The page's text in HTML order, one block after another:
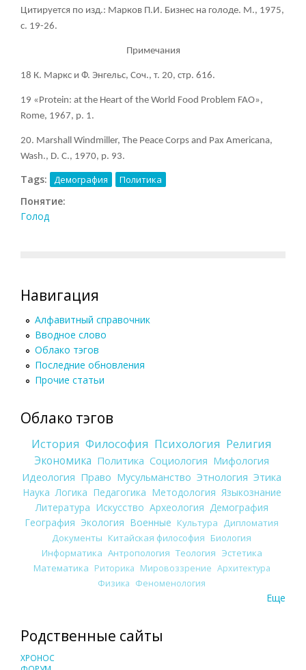
Цитируется по изд.: Марков П.И. Бизнес на голоде. М., 1975,
с. 19-26.
Примечания
18 К. Маркс и Ф. Энгельс, Соч., т. 20, стр. 616.
19 «Protein: at the Heart of the World Food Problem FAO»,
Rome, 1967, p. 1.
20. Marshall Windmiller, The Peace Corps and Pax Americana,
Wash., D. C., 1970, p. 93.
Tags: Демография Политика
Понятие:
Голод
Навигация
Алфавитный справочник
Вводное слово
Облако тэгов
Последние обновления
Прочие статьи
Облако тэгов
История Философия Психология Религия
Экономика Политика Социология Мифология
Идеология Право Мусульманство Этнология Этика
Наука Логика Педагогика Методология Языкознание
Литература Искусство Археология Демография
География Экология Военные Культура
Дипломатия
Документы Китайская философия Биология
Информатика Антропология Теология Эстетика
Математика Риторика Мировоззрение Архитектура
Физика Феноменология
Еще
Родственные сайты
ХРОНОС